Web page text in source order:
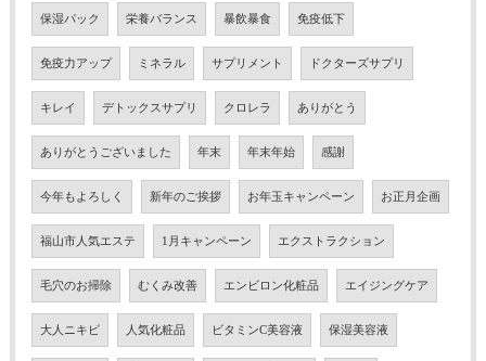
保湿パック 栄養バランス 暴飲暴食 免疫低下
免疫力アップ ミネラル サプリメント ドクターズサプリ
キレイ デトックスサプリ クロレラ ありがとう
ありがとうございました 年末 年末年始 感謝
今年もよろしく 新年のご挨拶 お年玉キャンペーン お正月企画
福山市人気エステ 1月キャンペーン エクストラクション
毛穴のお掃除 むくみ改善 エンビロン化粧品 エイジングケア
大人ニキビ 人気化粧品 ビタミンC美容液 保湿美容液